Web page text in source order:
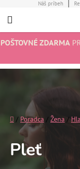
na
Náš príbeh
POŠTOVNÉ ZDARMA
Domov
/ Poradca / Žena /
Pleť